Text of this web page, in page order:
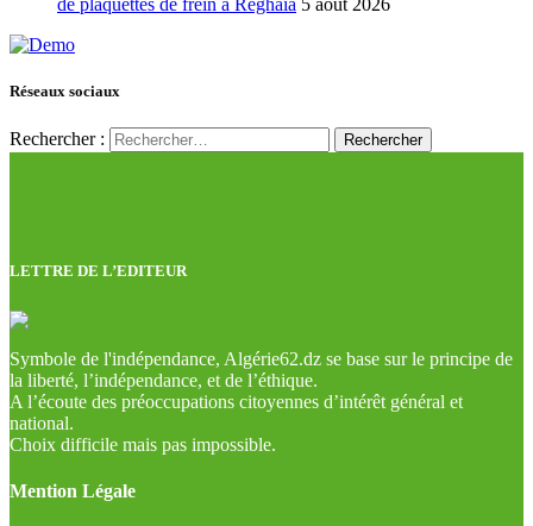
de plaquettes de frein à Réghaïa 5 août 2026
Réseaux sociaux
Rechercher :
LETTRE DE L’EDITEUR
Symbole de l'indépendance, Algérie62.dz se base sur le principe de
la liberté, l’indépendance, et de l’éthique.
A l’écoute des préoccupations citoyennes d’intérêt général et
national.
Choix difficile mais pas impossible.
Mention Légale